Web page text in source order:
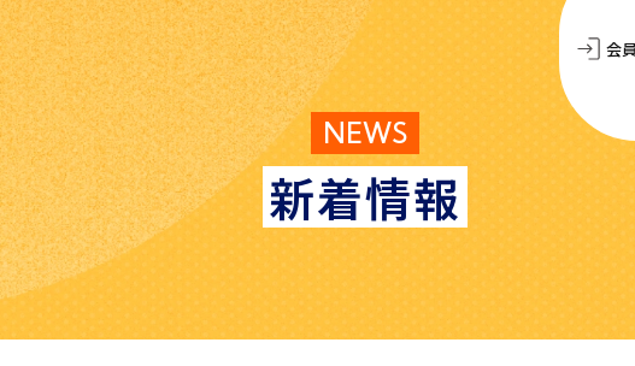
NEWS
新着情報
会